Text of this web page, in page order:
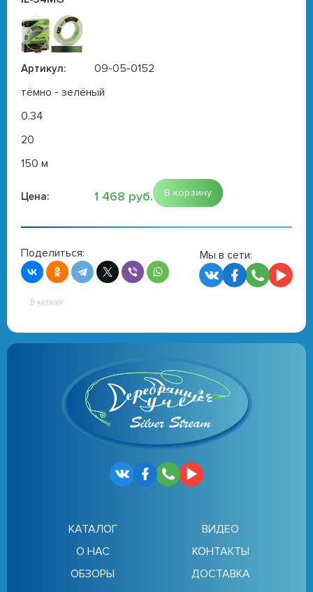
Артикул:
09-05-0152
тёмно - зелёный
0.34
20
150 м
Цена: 1 468 руб. В корзину
Поделиться: Мы в сети:
В каталог
КАТАЛОГ
О НАС
ОБЗОРЫ
ВИДЕО
КОНТАКТЫ
ДОСТАВКА